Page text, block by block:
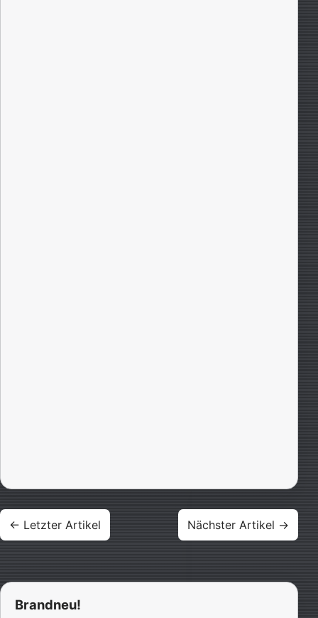
Beitragsnavigation
← Letzter Artikel Nächster Artikel →
Brandneu!